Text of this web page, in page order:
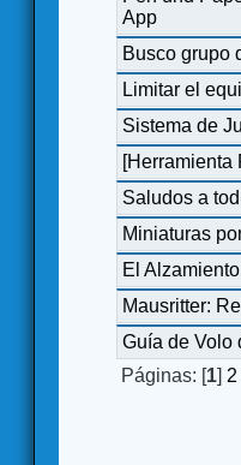
App
Busco grupo
Limitar el
Sistema de
[Herramienta
Saludos a
Miniaturas
El
Mausritter:
Guía de Volo
Páginas: [1] 2